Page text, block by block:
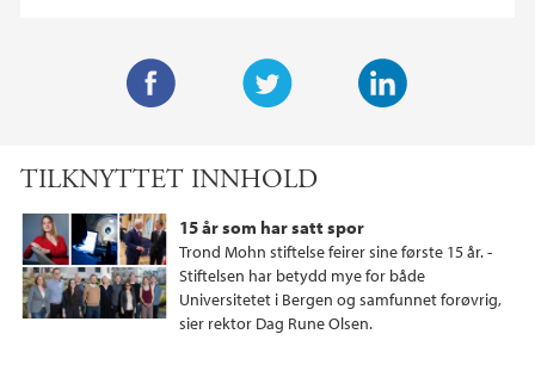
i
t
e
r
e
d
I
n
e
b
o
o
TILKNYTTET INNHOLD
15 år som har satt spor
Trond Mohn stiftelse feirer sine første 15 år. -
Stiftelsen har betydd mye for både
Universitetet i Bergen og samfunnet forøvrig,
sier rektor Dag Rune Olsen.